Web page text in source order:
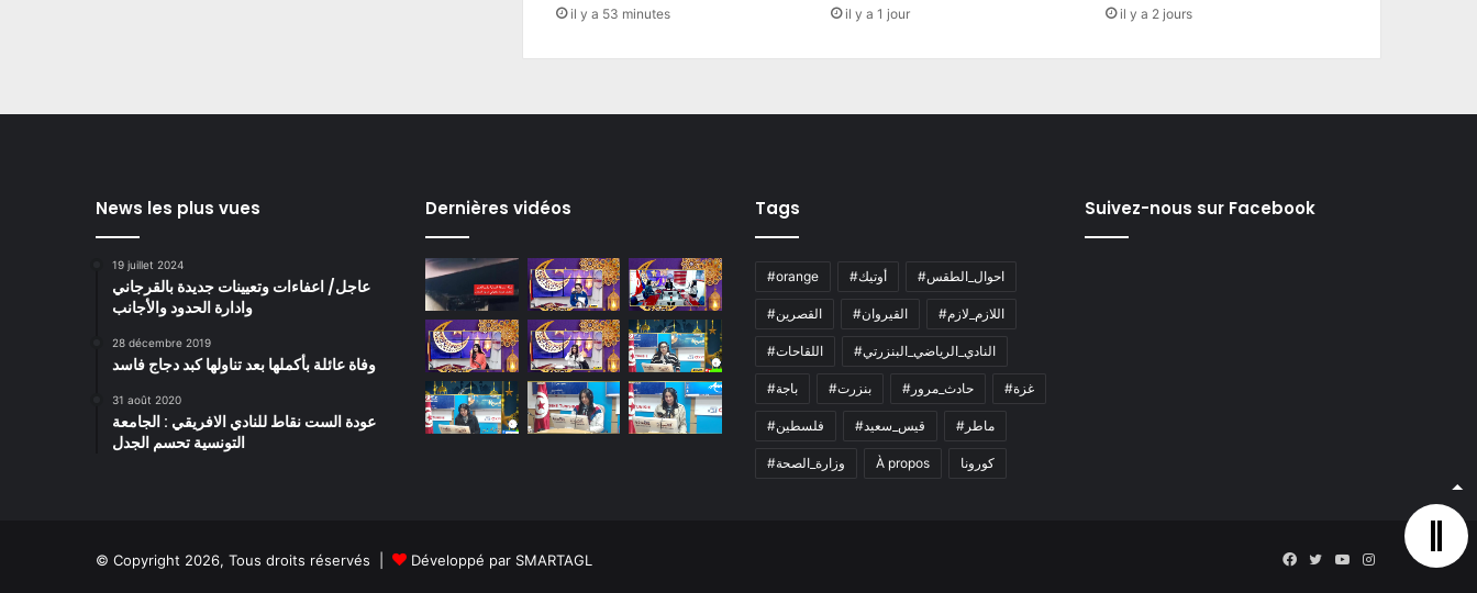
il y a 53 minutes il y a 1 jour il y a 2 jours
News les plus vues
19 juillet 2024
عاجل/ اعفاءات وتعيينات جديدة بالقرجاني
وادارة الحدود والأجانب
28 décembre 2019
وفاة عائلة بأكملها بعد تناولها كبد دجاج فاسد
31 août 2020
عودة الست نقاط للنادي الافريقي : الجامعة
التونسية تحسم الجدل
Dernières vidéos Tags
#orange #أوتيك #احوال_الطقس
#القصرين #القيروان #اللازم_لازم
#اللقاحات #النادي_الرياضي_البنزرتي
#باجة #بنزرت #حادث_مرور #غزة
#فلسطين #قيس_سعيد #ماطر
#وزارة_الصحة À propos كورونا
Suivez-nous sur Facebook
© Copyright 2026, Tous droits réservés | Développé par SMARTAGL Facebook
TwitterYouTubeInstagram